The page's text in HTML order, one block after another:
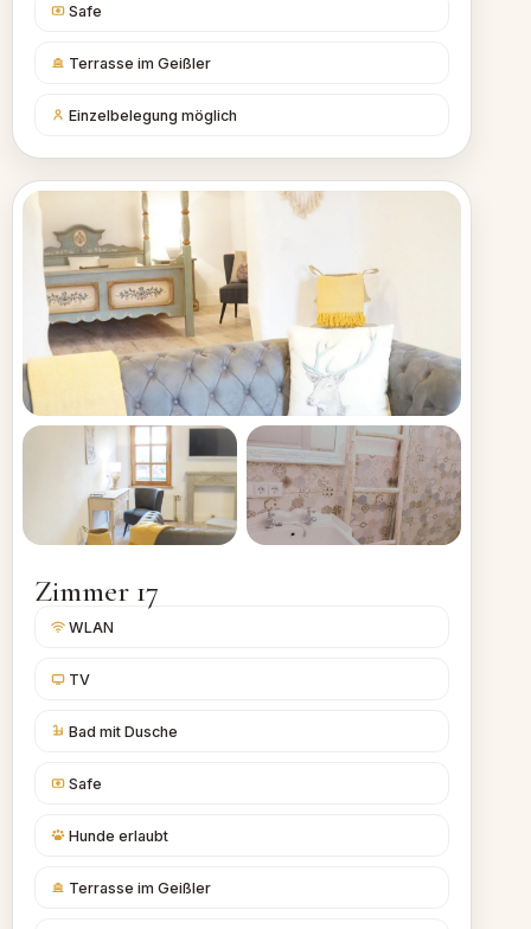
Safe
Terrasse im Geißler
Einzelbelegung möglich
Zimmer 17
WLAN
TV
Bad mit Dusche
Safe
Hunde erlaubt
Terrasse im Geißler